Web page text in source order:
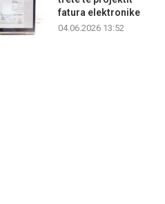
fatura elektronike
04.06.2026 13:52